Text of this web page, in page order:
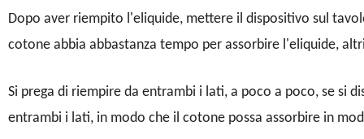
Dopo aver riempito l'eliquide, mettere il dispositivo sul
cotone abbia abbastanza tempo per assorbire l'eliquide,
Si prega di riempire da entrambi i lati, a poco a poco, se si
entrambi i lati, in modo che il cotone possa assorbire in